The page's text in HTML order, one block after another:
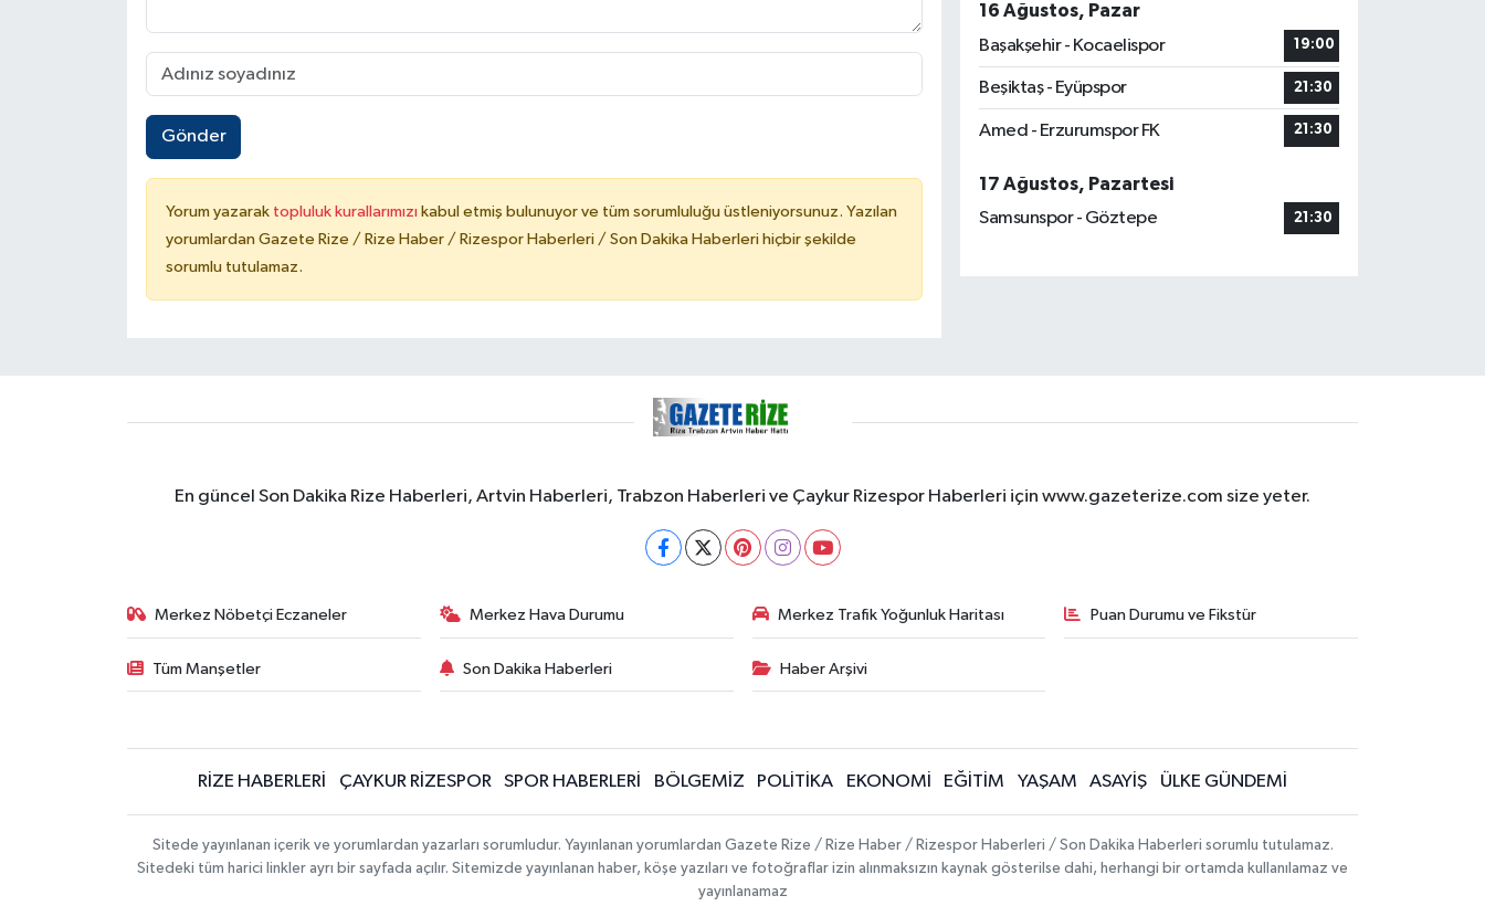
Gönder
Yorum yazarak topluluk kurallarımızı kabul etmiş bulunuyor ve tüm sorumluluğu üstleniyorsunuz. Yazılan
yorumlardan Gazete Rize / Rize Haber / Rizespor Haberleri / Son Dakika Haberleri hiçbir şekilde
sorumlu tutulamaz.
16 Ağustos, Pazar
Başakşehir - Kocaelispor
19:00
Beşiktaş - Eyüpspor 21:30
Amed - Erzurumspor FK 21:30
17 Ağustos, Pazartesi
Samsunspor - Göztepe
21:30
En güncel Son Dakika Rize Haberleri, Artvin Haberleri, Trabzon Haberleri ve Çaykur Rizespor Haberleri için www.gazeterize.com size yeter.
Merkez Nöbetçi Eczaneler Merkez Hava Durumu Merkez Trafik Yoğunluk Haritası Puan Durumu ve Fikstür
Tüm Manşetler Son Dakika Haberleri Haber Arşivi
RİZE HABERLERİ ÇAYKUR RİZESPOR SPOR HABERLERİ BÖLGEMİZ POLİTİKA EKONOMİ EĞİTİM YAŞAM ASAYİŞ ÜLKE GÜNDEMİ
Sitede yayınlanan içerik ve yorumlardan yazarları sorumludur. Yayınlanan yorumlardan Gazete Rize / Rize Haber / Rizespor Haberleri / Son Dakika Haberleri sorumlu tutulamaz.
Sitedeki tüm harici linkler ayrı bir sayfada açılır. Sitemizde yayınlanan haber, köşe yazıları ve fotoğraflar izin alınmaksızın kaynak gösterilse dahi, herhangi bir ortamda kullanılamaz ve
yayınlanamaz